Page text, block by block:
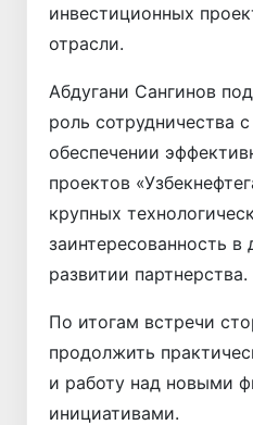
инвестиционных
отрасли.
Абдугани Сангинов
роль сотрудничества
обеспечении
проектов
крупных
заинтересованность
развитии партнерства.
По итогам встречи
продолжить
и работу над новыми
инициативами.